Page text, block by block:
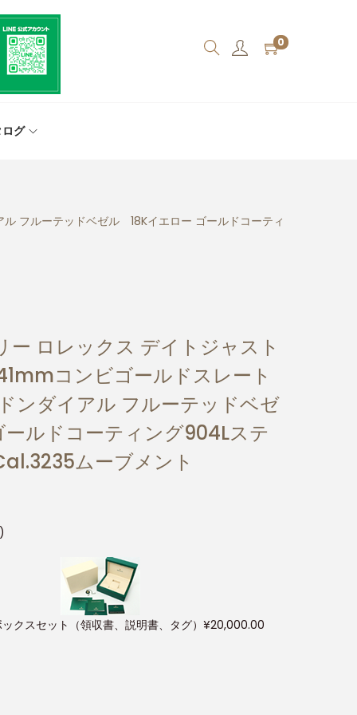
0
ログ
フルーテッドベゼル 18Kイエロー ゴールドコーティ
ー ロレックス デイトジャスト
コンビゴールドスレート
ンダイアル フルーテッドベゼ
ルドコーティング904Lステ
ムーブメント
クスセット（領収書、説明書、タグ） ¥20,000.00